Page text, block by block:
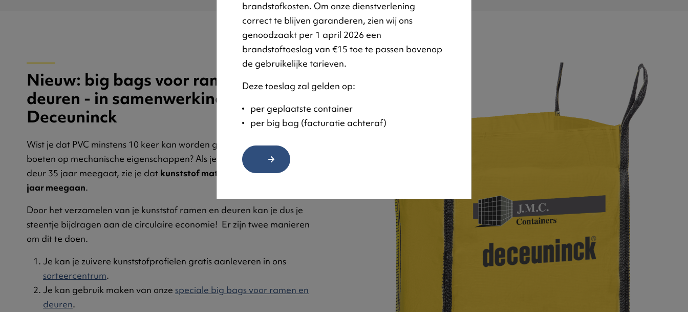
Nieuw: big bags voor ramen en
deuren - in samenwerking met
Deceuninck
Wist je dat PVC minstens 10 keer kan worden gerecycleerd zonder in te
boeten op mechanische eigenschappen? Als je dan berekent dat een
deur 35 jaar meegaat, zie je dat kunststof materialen minstens 350
jaar meegaan.
Door het verzamelen van je kunststof ramen en deuren kan je dus je
steentje bijdragen aan de circulaire economie! Er zijn twee manieren
om dit te doen.
Je kan je zuivere kunststofprofielen gratis aanleveren in ons
sorteercentrum.
Je kan gebruik maken van onze speciale big bags voor ramen en
deuren.
brandstofkosten. Om onze dienstverlening
correct te blijven garanderen, zien wij ons
genoodzaakt per 1 april 2026 een
brandstoftoeslag van €15 toe te passen bovenop
de gebruikelijke tarieven.
Deze toeslag zal gelden op:
per geplaatste container
per big bag (facturatie achteraf)